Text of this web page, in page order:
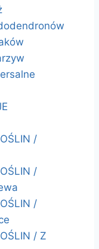
/
/
/
/ Z